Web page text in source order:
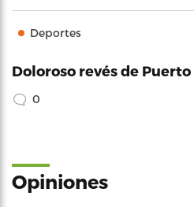
Deportes
Doloroso revés de
0
Opiniones